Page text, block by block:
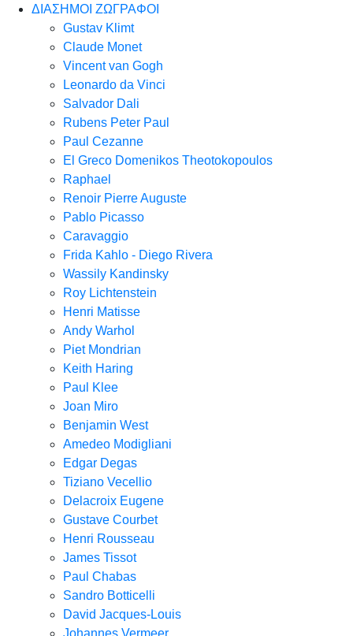
ΔΙΑΣΗΜΟΙ ΖΩΓΡΑΦΟΙ
Gustav Klimt
Claude Monet
Vincent van Gogh
Leonardo da Vinci
Salvador Dali
Rubens Peter Paul
Paul Cezanne
El Greco Domenikos Theotokopoulos
Raphael
Renoir Pierre Auguste
Pablo Picasso
Caravaggio
Frida Kahlo - Diego Rivera
Wassily Kandinsky
Roy Lichtenstein
Henri Matisse
Andy Warhol
Piet Mondrian
Keith Haring
Paul Klee
Joan Miro
Benjamin West
Amedeo Modigliani
Edgar Degas
Tiziano Vecellio
Delacroix Eugene
Gustave Courbet
Henri Rousseau
James Tissot
Paul Chabas
Sandro Botticelli
David Jacques-Louis
Johannes Vermeer